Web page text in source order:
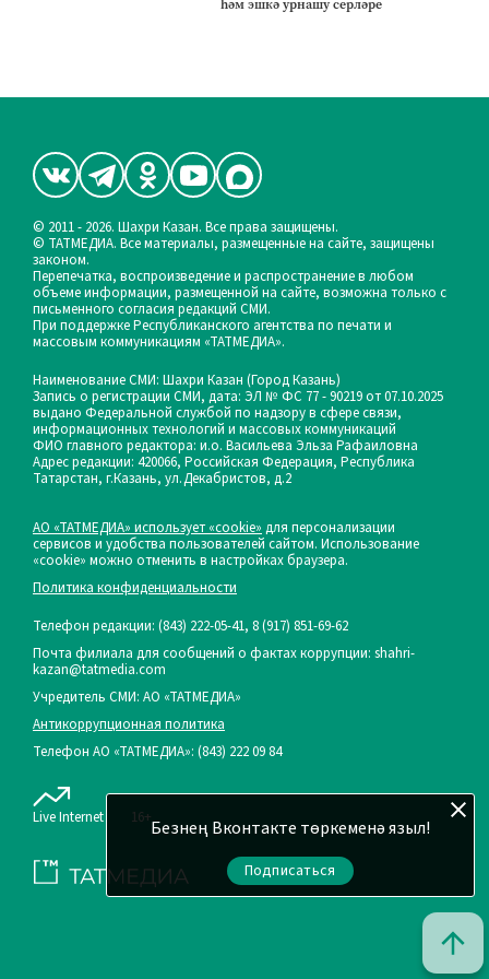
һәм эшкә урнашу серләре
Безнең Вконтакте төркеменә языл!
Подписаться
© 2011 - 2026. Шахри Казан. Все права защищены.
© ТАТМЕДИА. Все материалы, размещенные на сайте, защищены
законом.
Перепечатка, воспроизведение и распространение в любом
объеме информации, размещенной на сайте, возможна только с
письменного согласия редакций СМИ.
При поддержке Республиканского агентства по печати и
массовым коммуникациям «ТАТМЕДИА».
Наименование СМИ: Шахри Казан (Город Казань)
Запись о регистрации СМИ, дата: ЭЛ № ФС 77 - 90219 от 07.10.2025
выдано Федеральной службой по надзору в сфере связи,
информационных технологий и массовых коммуникаций
ФИО главного редактора: и.о. Васильева Эльза Рафаиловна
Адрес редакции: 420066, Российская Федерация, Республика
Татарстан, г.Казань, ул.Декабристов, д.2
АО «ТАТМЕДИА» использует «cookie» для персонализации
сервисов и удобства пользователей сайтом. Использование
«cookie» можно отменить в настройках браузера.
Политика конфиденциальности
Телефон редакции: (843) 222-05-41, 8 (917) 851-69-62
Почта филиала для сообщений о фактах коррупции: shahri-
kazan@tatmedia.com
Учредитель СМИ: АО «ТАТМЕДИА»
Антикоррупционная политика
Телефон АО «ТАТМЕДИА»: (843) 222 09 84
Live Internet 16+